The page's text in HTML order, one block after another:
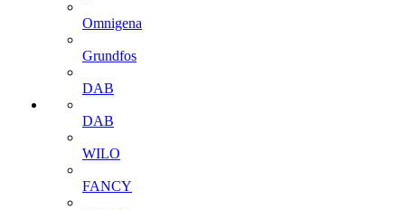
Omnigena
Grundfos
DAB
DAB
WILO
FANCY